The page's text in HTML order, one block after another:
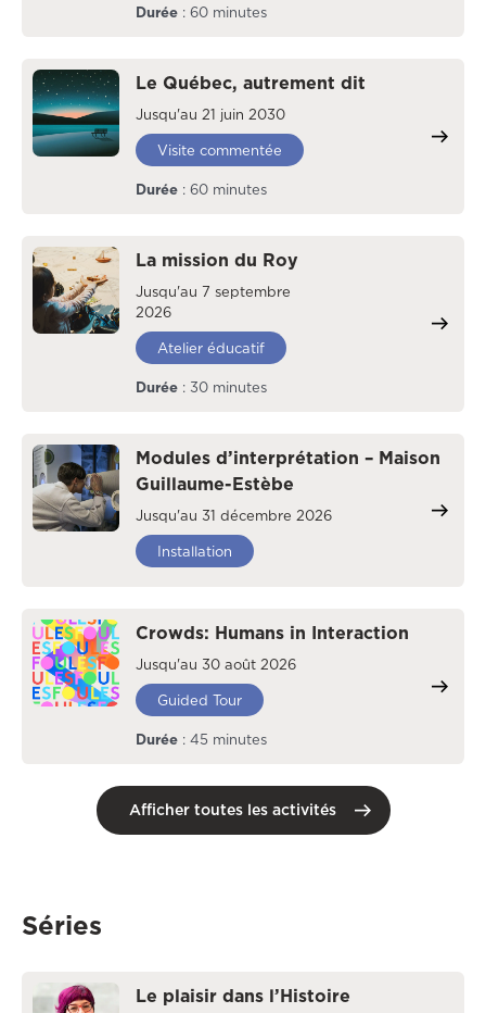
Durée : 60 minutes
Le Québec, autrement dit
Jusqu'au 21 juin 2030
Visite commentée
Durée : 60 minutes
La mission du Roy
Jusqu'au 7 septembre
2026
Atelier éducatif
Durée : 30 minutes
Modules d’interprétation – Maison
Guillaume-Estèbe
Jusqu'au 31 décembre 2026
Installation
Crowds: Humans in Interaction
Jusqu'au 30 août 2026
Guided Tour
Durée : 45 minutes
Afficher toutes les activités
Séries
Le plaisir dans l’Histoire